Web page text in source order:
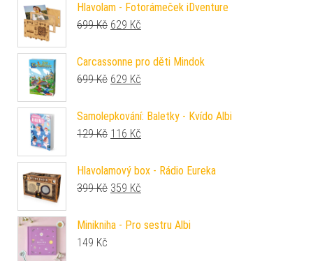
Hlavolam - Fotorámeček iDventure
699Kč Původní cena byla: 699 Kč.
629 Kč
Carcassonne pro děti Mindok
699Kč Původní cena byla: 699 Kč.
629 Kč
Samolepkování: Baletky - Kvído Albi
129Kč Původní cena byla: 129 Kč.
116 Kč
Hlavolamový box - Rádio Eureka
399Kč Původní cena byla: 399 Kč.
359 Kč
Minikniha - Pro sestru Albi
149 Kč